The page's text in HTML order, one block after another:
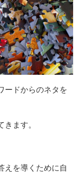
ードからのネタを
ます。
えを導くために自